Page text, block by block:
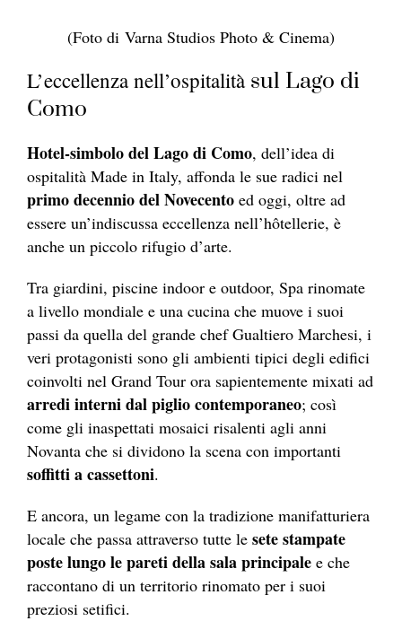
(Foto di Varna Studios Photo & Cinema)
L’eccellenza nell’ospitalità sul Lago di
Como
Hotel-simbolo del Lago di Como, dell’idea di
ospitalità Made in Italy, affonda le sue radici nel
primo decennio del Novecento ed oggi, oltre ad
essere un’indiscussa eccellenza nell’hôtellerie, è
anche un piccolo rifugio d’arte.
Tra giardini, piscine indoor e outdoor, Spa rinomate
a livello mondiale e una cucina che muove i suoi
passi da quella del grande chef Gualtiero Marchesi, i
veri protagonisti sono gli ambienti tipici degli edifici
coinvolti nel Grand Tour ora sapientemente mixati ad
arredi interni dal piglio contemporaneo; così
come gli inaspettati mosaici risalenti agli anni
Novanta che si dividono la scena con importanti
soffitti a cassettoni.
E ancora, un legame con la tradizione manifatturiera
locale che passa attraverso tutte le sete stampate
poste lungo le pareti della sala principale e che
raccontano di un territorio rinomato per i suoi
preziosi setifici.